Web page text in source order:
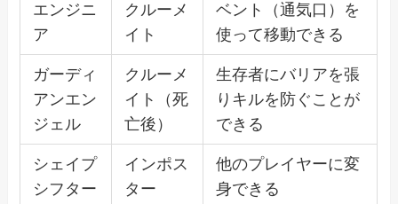
エンジニ
ア
クルーメ
イト
ベント（通気口）を
使って移動できる
ガーディ
アンエン
ジェル
クルーメ
イト（死
亡後）
生存者にバリアを張
りキルを防ぐことが
できる
シェイプ
シフター
インポス
ター
他のプレイヤーに変
身できる